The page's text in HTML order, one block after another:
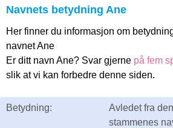
Navnets betydning Ane
Her finner du informasjon om
navnet Ane
Er ditt navn Ane? Svar gjerne på fem
slik at vi kan forbedre denne siden.
Betydning:
Avledet fra
stammenes